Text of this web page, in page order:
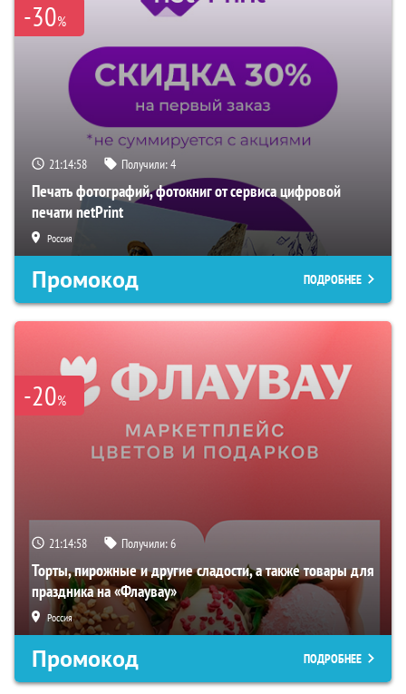
-30%
21:14:57 Получили:4
Печать фотографий, фотокниг от сервиса цифровой
печати netPrint
Россия
Промокод ПОДРОБНЕЕ
-20%
21:14:57 Получили:6
Торты, пирожные и другие сладости, а также товары для
праздника на «Флаувау»
Россия
Промокод ПОДРОБНЕЕ